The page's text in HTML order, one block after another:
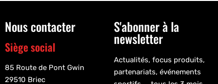
Nous contacter
Siège social
85 Route de Pont Gwin
29510 Briec
S'abonner à la
newsletter
Actualités, focus produits,
partenariats, événements